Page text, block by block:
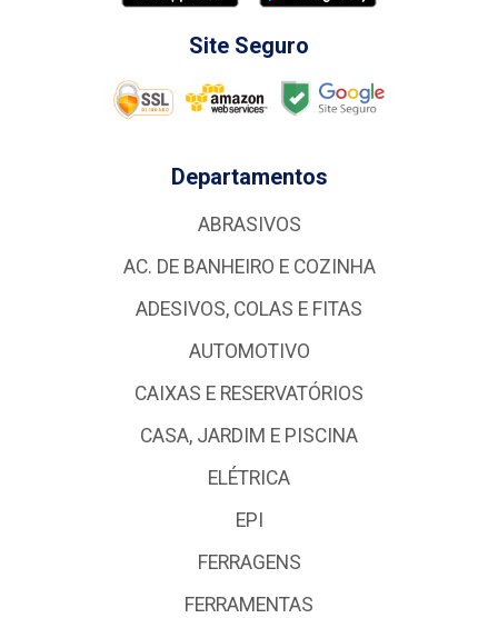
Site Seguro
Departamentos
ABRASIVOS
AC. DE BANHEIRO E COZINHA
ADESIVOS, COLAS E FITAS
AUTOMOTIVO
CAIXAS E RESERVATÓRIOS
CASA, JARDIM E PISCINA
ELÉTRICA
EPI
FERRAGENS
FERRAMENTAS